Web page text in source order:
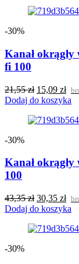
-30%
Kanał
fi 100
21,55zł 15,09 zł
Dodaj do koszyka
-30%
Kanał
100
43,35zł 30,35 zł
Dodaj do koszyka
-30%